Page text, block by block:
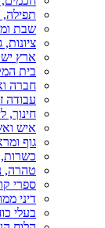
שבת
ציונות,
ארץ
בית
חברה
עבודה
חינוך,
איש
גוף
כשרות,
טהרה,
ספרי
דיני
בעלי